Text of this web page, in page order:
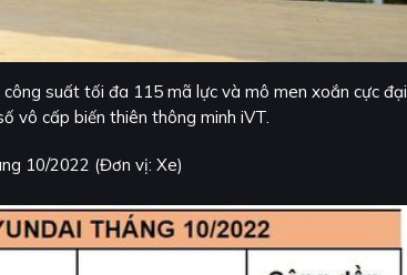
suất tối đa 115 mã lực và mô men xoắn cực đại
vô cấp biến thiên thông minh iVT.
10/2022 (Đơn vị: Xe)